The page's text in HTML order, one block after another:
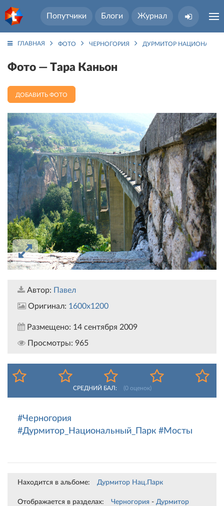
Попутчики Блоги Журнал
ГЛАВНАЯ ФОТО ЧЕРНОГОРИЯ ДУРМИТОР
Фото — Тара Каньон
ДОБАВИТЬ ФОТО
Автор: Павел
Оригинал: 1600x1200
Размещено: 14 сентября 2009
Просмотры: 965
СРЕДНИЙ БАЛ: (0оценок)
#Черногория
#Дурмитор_Национальный_Парк #Мосты
Находится в альбоме: Дурмитор Нац.Парк
Отображается в разделах: Черногория - Дурмитор